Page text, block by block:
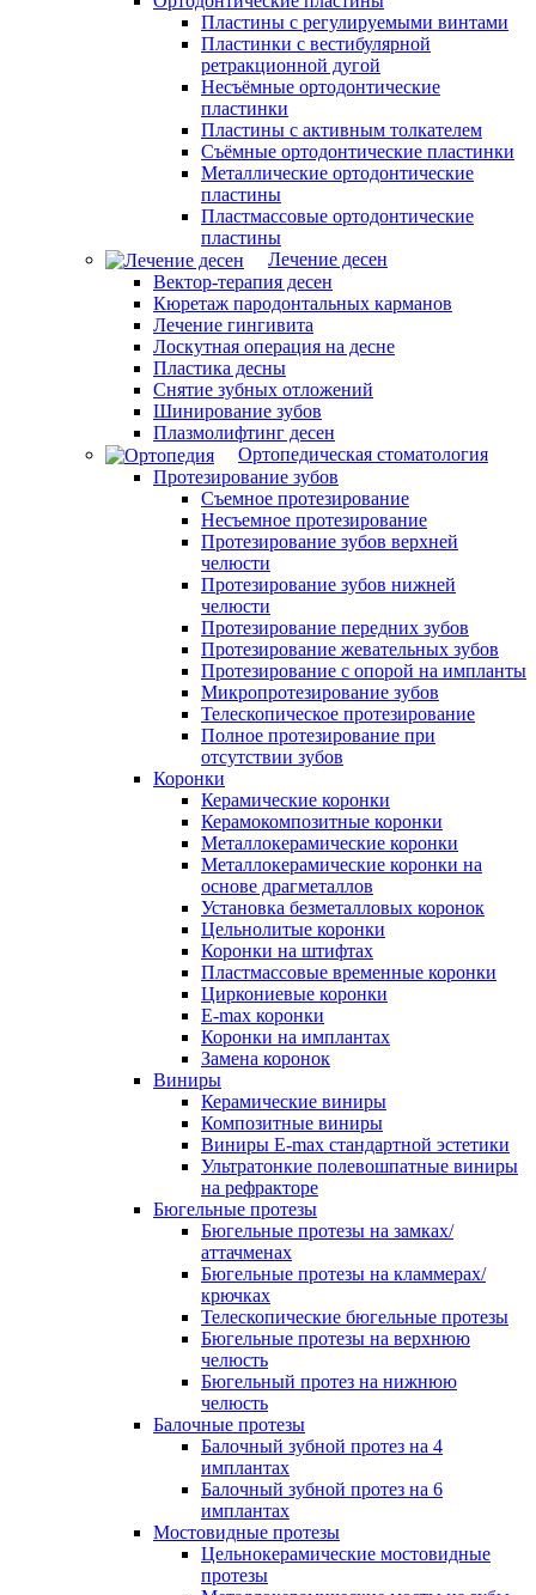
Пластины с регулируемыми винтами
Пластинки с вестибулярной
ретракционной дугой
Несъёмные ортодонтические
пластинки
Пластины с активным толкателем
Съёмные ортодонтические пластинки
Металлические ортодонтические
пластины
Пластмассовые ортодонтические
пластины
Лечение десен
Вектор-терапия десен
Кюретаж пародонтальных карманов
Лечение гингивита
Лоскутная операция на десне
Пластика десны
Снятие зубных отложений
Шинирование зубов
Плазмолифтинг десен
Ортопедическая стоматология
Протезирование зубов
Съемное протезирование
Несъемное протезирование
Протезирование зубов верхней
челюсти
Протезирование зубов нижней
челюсти
Протезирование передних зубов
Протезирование жевательных зубов
Протезирование с опорой на импланты
Микропротезирование зубов
Телескопическое протезирование
Полное протезирование при
отсутствии зубов
Коронки
Керамические коронки
Керамокомпозитные коронки
Металлокерамические коронки
Металлокерамические коронки на
основе драгметаллов
Установка безметалловых коронок
Цельнолитые коронки
Коронки на штифтах
Пластмассовые временные коронки
Циркониевые коронки
E-max коронки
Коронки на имплантах
Замена коронок
Виниры
Керамические виниры
Композитные виниры
Виниры E-max стандартной эстетики
Ультратонкие полевошпатные виниры
на рефракторе
Бюгельные протезы
Бюгельные протезы на замках/
аттачменах
Бюгельные протезы на кламмерах/
крючках
Телескопические бюгельные протезы
Бюгельные протезы на верхнюю
челюсть
Бюгельный протез на нижнюю
челюсть
Балочные протезы
Балочный зубной протез на 4
имплантах
Балочный зубной протез на 6
имплантах
Мостовидные протезы
Цельнокерамические мостовидные
протезы